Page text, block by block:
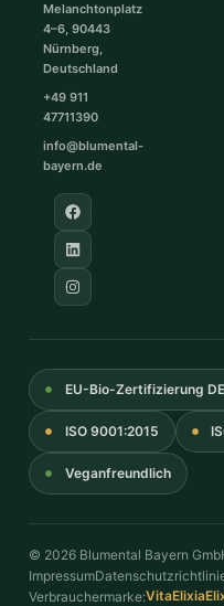
Melanchtonplatz
4–6, 90443
Nürnberg,
Deutschland
+49 911
47711390
info@blumental-
bayern.de
EU-Bio-Zertifizierung
ISO 9001:2015
Veganfreundlich
© 2026 Blumental Bayern
Impressum
Verbrauchermarke:VitaElixia